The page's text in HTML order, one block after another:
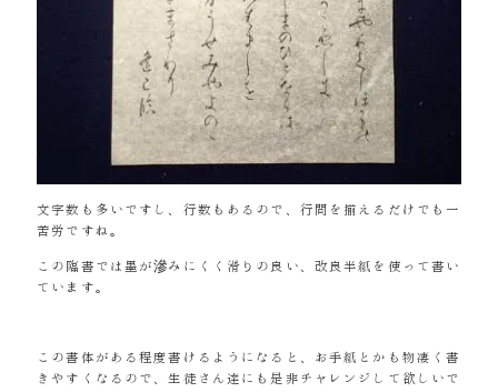
文字数も多いですし、行数もあるので、行間を揃えるだけでも一
苦労ですね。
この臨書では墨が滲みにくく滑りの良い、改良半紙を使って書い
ています。
この書体がある程度書けるようになると、お手紙とかも物凄く書
きやすくなるので、生徒さん達にも是非チャレンジして欲しいで